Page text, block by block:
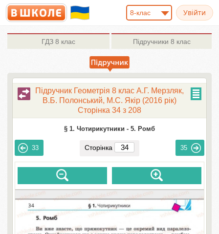
8-клас
ГДЗ 8 клас Підручники 8 клас
Підручник Геометрія 8 клас А.Г. Мерзляк,
В.Б. Полонський, М.С. Якір (2016 рік)
Сторінка 34 з 208
§ 1. Чотирикутники - 5. Ромб
33 Сторінка 35